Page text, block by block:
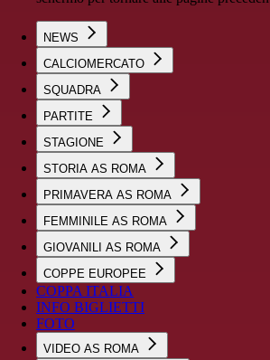
NEWS
CALCIOMERCATO
SQUADRA
PARTITE
STAGIONE
STORIA AS ROMA
PRIMAVERA AS ROMA
FEMMINILE AS ROMA
GIOVANILI AS ROMA
COPPE EUROPEE
COPPA ITALIA
INFO BIGLIETTI
FOTO
VIDEO AS ROMA